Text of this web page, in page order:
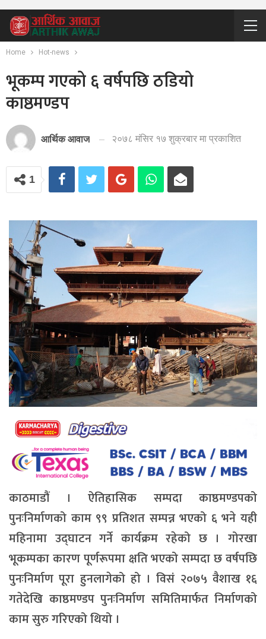
Home Hot-news
भूकम्प गएको ६ वर्षपछि ठडियो
काष्ठमण्डप
आर्थिक आवाज २०७८ मंसिर १७ शुक्रबार मा प्रकाशित
1
काठमाडौं । ऐतिहासिक सम्पदा काष्ठमण्डपको
पुनःनिर्माणको काम ९९ प्रतिशत सम्पन्न भएको ६ भने यही
महिनामा उद्घाटन गर्ने कार्यक्रम रहेको छ । गोरखा
भूकम्पका कारण पूर्णरूपमा क्षति भएको सम्पदा छ वर्षपछि
पुनःनिर्माण पूरा हुनलागेको हो । विसं २०७५ वैशाख १६
गतेदेखि काष्ठमण्डप पुनःनिर्माण समितिमार्फत निर्माणको
काम सुरु गरिएको थियो ।